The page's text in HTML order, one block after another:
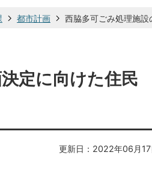
都市計画 西脇多可ごみ処理施設
定に向けた住民
更新日：2022年06月17